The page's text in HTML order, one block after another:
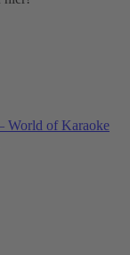
World of Karaoke